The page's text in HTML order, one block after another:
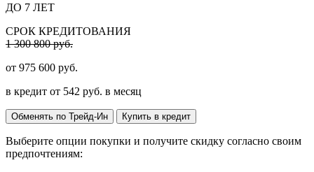
ДО 7 ЛЕТ
СРОК КРЕДИТОВАНИЯ
1 300 800 руб.
от 975 600 руб.
в кредит от 542 руб. в месяц
Обменять по Трейд-Ин Купить в кредит
Выберите опции покупки и получите скидку согласно своим
предпочтениям: